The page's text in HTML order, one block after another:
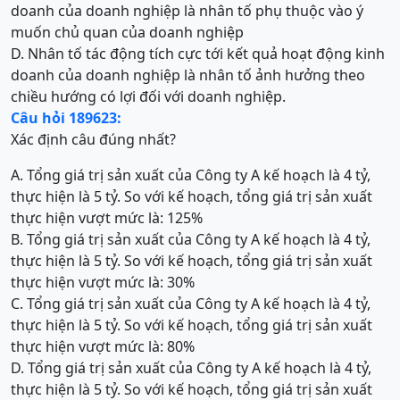
doanh của doanh nghiệp là nhân tố phụ thuộc vào ý
muốn chủ quan của doanh nghiệp
D. Nhân tố tác động tích cực tới kết quả hoạt động kinh
doanh của doanh nghiệp là nhân tố ảnh hưởng theo
chiều hướng có lợi đối với doanh nghiệp.
Câu hỏi 189623:
Xác định câu đúng nhất?
A. Tổng giá trị sản xuất của Công ty A kế hoạch là 4 tỷ,
thực hiện là 5 tỷ. So với kế hoạch, tổng giá trị sản xuất
thực hiện vượt mức là: 125%
B. Tổng giá trị sản xuất của Công ty A kế hoạch là 4 tỷ,
thực hiện là 5 tỷ. So với kế hoạch, tổng giá trị sản xuất
thực hiện vượt mức là: 30%
C. Tổng giá trị sản xuất của Công ty A kế hoạch là 4 tỷ,
thực hiện là 5 tỷ. So với kế hoạch, tổng giá trị sản xuất
thực hiện vượt mức là: 80%
D. Tổng giá trị sản xuất của Công ty A kế hoạch là 4 tỷ,
thực hiện là 5 tỷ. So với kế hoạch, tổng giá trị sản xuất